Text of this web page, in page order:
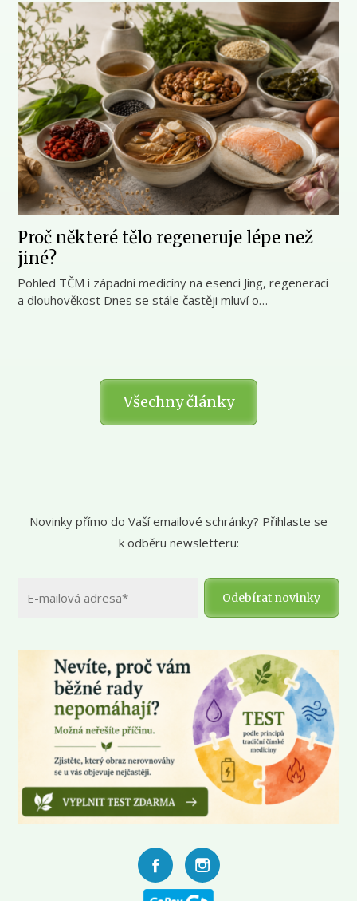
Proč některé tělo regeneruje lépe než
jiné?
Pohled TČM i západní medicíny na esenci Jing, regeneraci
a dlouhověkost Dnes se stále častěji mluví o…
Všechny články
Novinky přímo do Vaší emailové schránky? Přihlaste se
k odběru newsletteru:
Odebírat novinky